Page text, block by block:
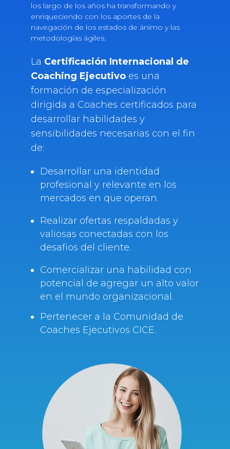
los largo de los años ha transformando y
enriqueciendo con los aportes de la
navegación de los estados de ánimo y las
metodologías ágiles.
La Certificación Internacional de
Coaching Ejecutivo es una
formación de especialización
dirigida a Coaches certificados para
desarrollar habilidades y
sensibilidades necesarias con el fin
de:
Desarrollar una identidad
profesional y relevante en los
mercados en que operan.
Realizar ofertas respaldadas y
valiosas conectadas con los
desafios del cliente.
Comercializar una habilidad con
potencial de agregar un alto valor
en el mundo organizacional.
Pertenecer a la Comunidad de
Coaches Ejecutivos CICE.